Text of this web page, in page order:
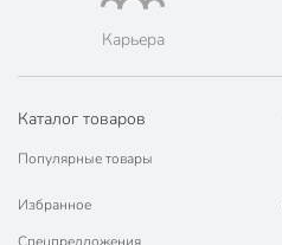
Карьера
Каталог товаров
Популярные товары
Избранное